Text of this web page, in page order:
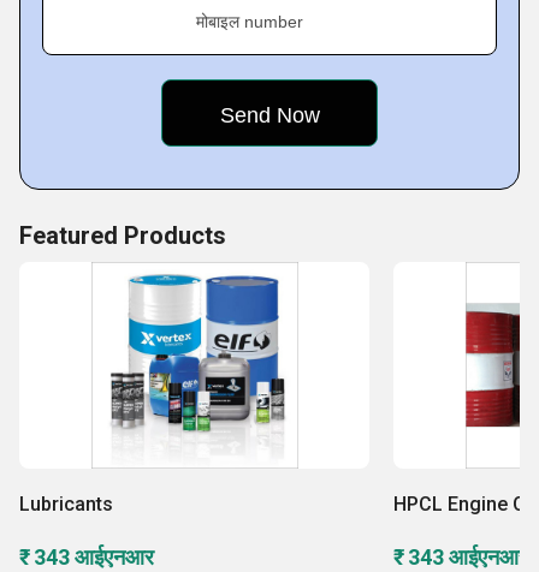
मोबाइल number
Featured Products
Lubricants
₹ 343 आईएनआर
HPCL Engine Oil
₹ 343 आईएनआर